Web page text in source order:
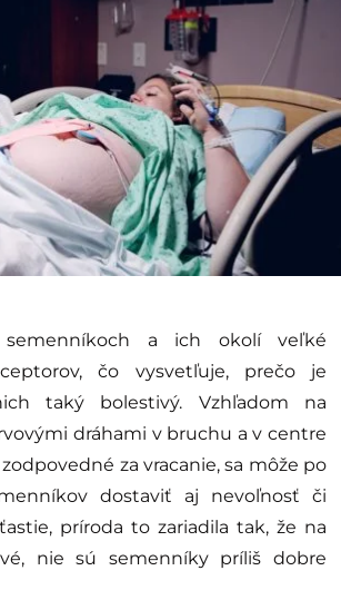
a ich okolí veľké
čo vysvetľuje, prečo je
taký bolestivý. Vzhľadom na
dráhami v bruchu a v centre
za vracanie, sa môže po
dostaviť aj nevoľnosť či
príroda to zariadila tak, že na
nie sú semenníky príliš dobre